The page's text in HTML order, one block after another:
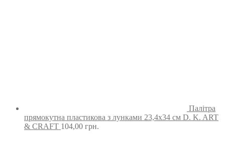
Палітра
прямокутна пластикова з лунками 23,4х34 см D. K. ART
& CRAFT 104,00 грн.